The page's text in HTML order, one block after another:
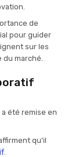
de
pour guider
sur les
marché.
été remise en
qu'il